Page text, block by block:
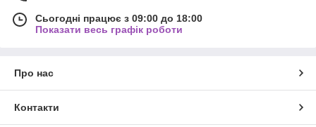
Сьогодні працює з 09:00 до 18:00
Показати весь графік роботи
Про нас
Контакти